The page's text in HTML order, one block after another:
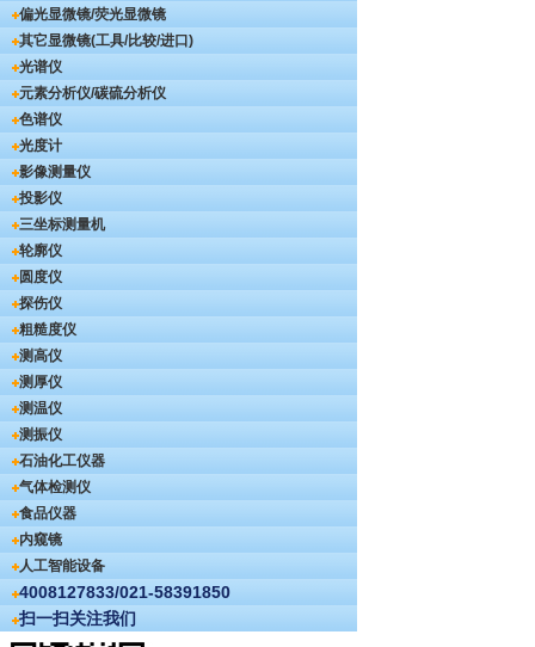
偏光显微镜/荧光显微镜
其它显微镜(工具/比较/进口)
光谱仪
元素分析仪/碳硫分析仪
色谱仪
光度计
影像测量仪
投影仪
三坐标测量机
轮廓仪
圆度仪
探伤仪
粗糙度仪
测高仪
测厚仪
测温仪
测振仪
石油化工仪器
气体检测仪
食品仪器
内窥镜
人工智能设备
4008127833/021-58391850
扫一扫关注我们